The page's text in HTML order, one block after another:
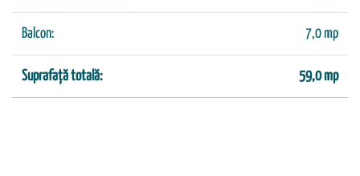
Balcon: 7,0 mp
Suprafață totală: 59,0 mp